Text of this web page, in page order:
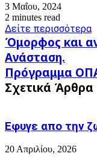
3 Μαΐου, 2024
2 minutes read
Δείτε περισσότερα
Όμορφος
και
ανεπιτήδευτος.
Καλή
Ανάσταση.
Όμορφος και
Ανάσταση.
Πρόγραμμα
ΟΠΑΠ
για
Πρόγραμμα
Σχετικά Άρθρα
Εφυγε απο την
20 Απριλίου, 2026